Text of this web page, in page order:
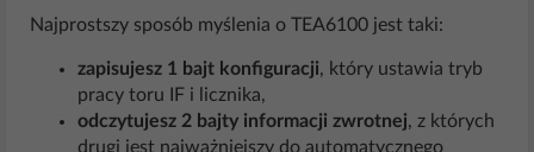
Najprostszy sposób myślenia o TEA6100 jest taki:
zapisujesz 1 bajt konfiguracji, który ustawia tryb
pracy toru IF i licznika,
odczytujesz 2 bajty informacji zwrotnej, z których
drugi jest najważniejszy do automatycznego